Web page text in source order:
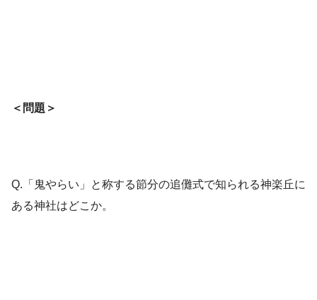
＜問題＞
Q.「鬼やらい」と称する節分の追儺式で知られる神楽丘に
ある神社はどこか。